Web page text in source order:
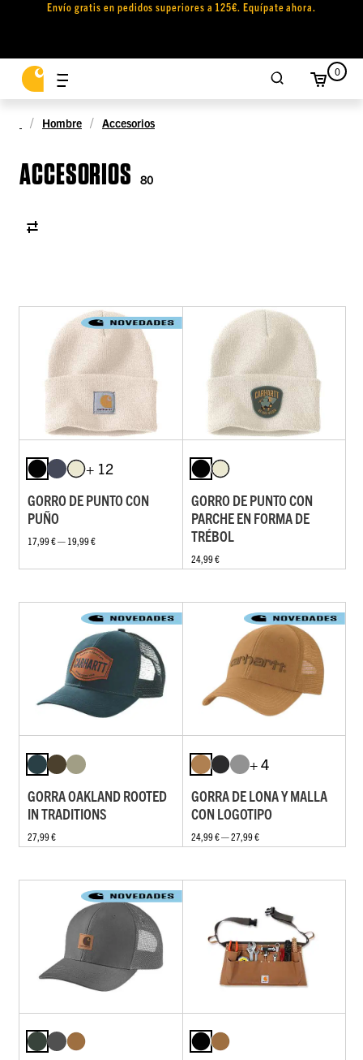
Envío gratis en pedidos superiores a 125€. Equípate ahora.
0
Hombre Accesorios
ACCESORIOS 80
+ 12
GORRO DE PUNTO CON
PUÑO
17,99 € — 19,99 €
GORRO DE PUNTO CON
PARCHE EN FORMA DE
TRÉBOL
24,99 €
GORRA OAKLAND ROOTED
IN TRADITIONS
27,99 €
+ 4
GORRA DE LONA Y MALLA
CON LOGOTIPO
24,99 € — 27,99 €